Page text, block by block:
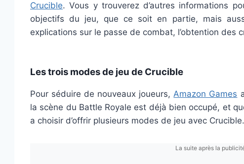
Crucible. Vous y trouverez d’autres informations
objectifs du jeu, que ce soit en partie, mais
explications sur le passe de combat, l’obtention des
Les trois modes de jeu de Crucible
Pour séduire de nouveaux joueurs,Amazon Games
la scène du Battle Royale est déjà bien occupé, et
a choisir d’offrir plusieurs modes de jeu avec Crucible.
La suite après la